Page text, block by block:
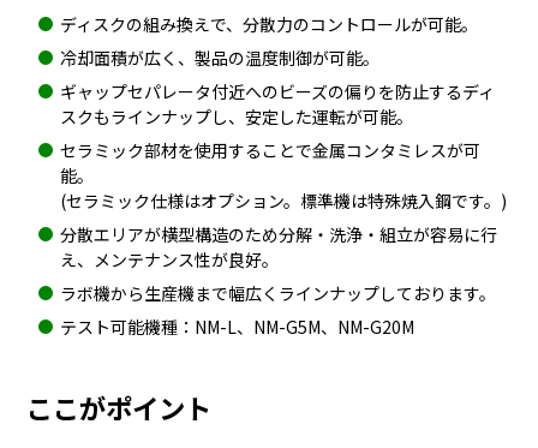
ディスクの組み換えで、分散力のコントロールが可能。
冷却面積が広く、製品の温度制御が可能。
ギャップセパレータ付近へのビーズの偏りを防止するディ
スクもラインナップし、安定した運転が可能。
セラミック部材を使用することで金属コンタミレスが可
能。
(セラミック仕様はオプション。標準機は特殊焼入鋼です。)
分散エリアが横型構造のため分解・洗浄・組立が容易に行
え、メンテナンス性が良好。
ラボ機から生産機まで幅広くラインナップしております。
テスト可能機種：NM-L、NM-G5M、NM-G20M
ここがポイント